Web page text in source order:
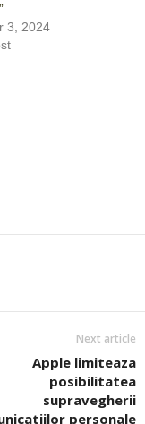
3, 2024
Next article
Apple limiteaza
posibilitatea
supravegherii
personale